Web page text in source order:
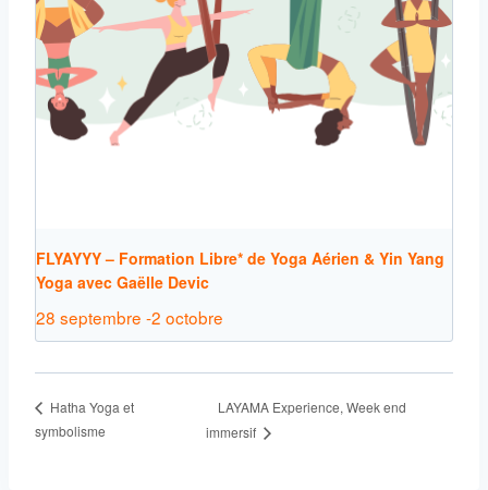
FLYAYYY – Formation Libre* de Yoga Aérien & Yin Yang
Yoga avec Gaëlle Devic
28 septembre -2 octobre
Hatha Yoga et
symbolisme
LAYAMA Experience, Week end
immersif